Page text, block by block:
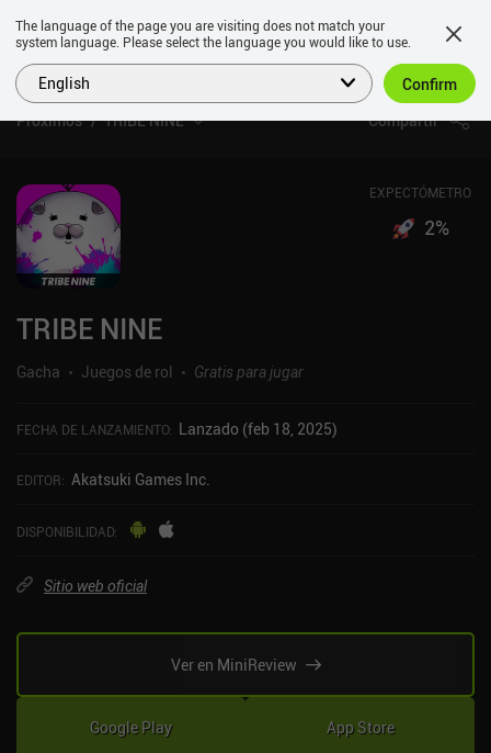
Próximos TRIBE NINE Compartir
TRIBE NINE
Gacha Juegos de rol Gratis para jugar
FECHA DE LANZAMIENTO: Lanzado (feb 18, 2025)
EDITOR: Akatsuki Games Inc.
DISPONIBILIDAD:
Sitio web oficial
EXPECTÓMETRO
2%
Ver en MiniReview
Google Play App Store
The language of the page you are visiting does not match your
system language. Please select the language you would like to use.
English Confirm